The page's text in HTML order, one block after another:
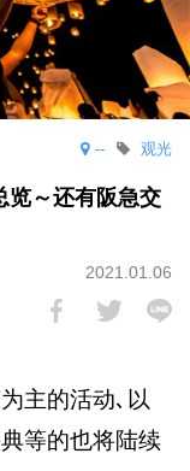
-- 观光
览～还有阪急交
2021.01.06
主的活动､以
等的也将陆续